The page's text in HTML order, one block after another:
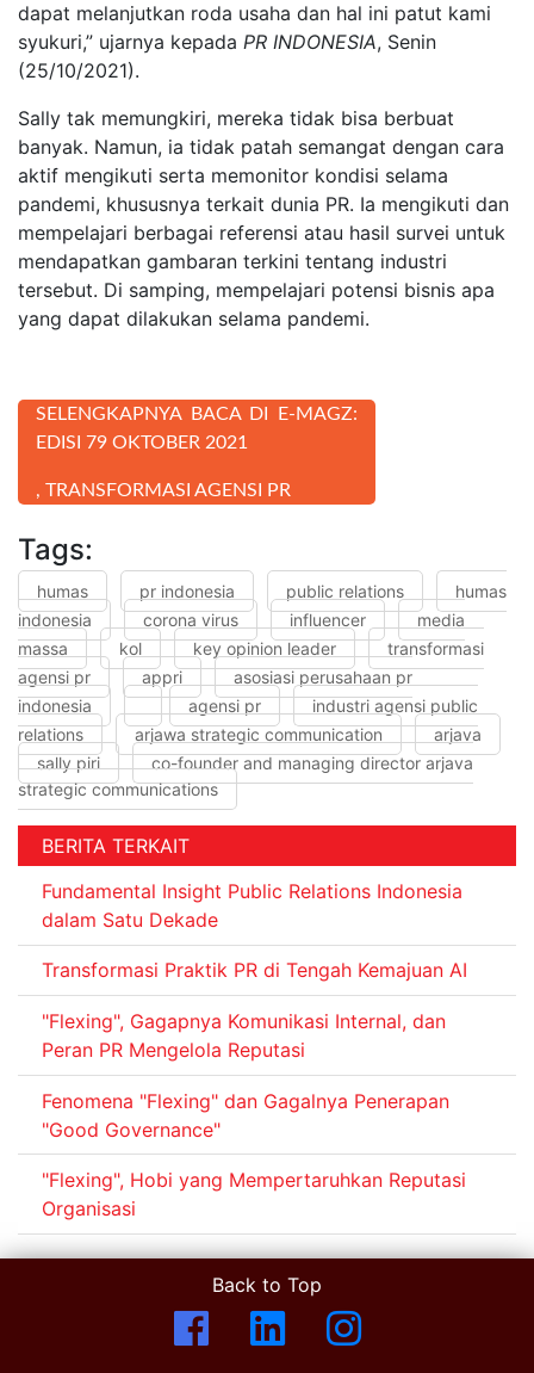
dapat melanjutkan roda usaha dan hal ini patut kami
syukuri,” ujarnya kepada PR INDONESIA, Senin
(25/10/2021).
Sally tak memungkiri, mereka tidak bisa berbuat
banyak. Namun, ia tidak patah semangat dengan cara
aktif mengikuti serta memonitor kondisi selama
pandemi, khususnya terkait dunia PR. Ia mengikuti dan
mempelajari berbagai referensi atau hasil survei untuk
mendapatkan gambaran terkini tentang industri
tersebut. Di samping, mempelajari potensi bisnis apa
yang dapat dilakukan selama pandemi.
SELENGKAPNYA BACA DI E-MAGZ:
EDISI 79 OKTOBER 2021
, TRANSFORMASI AGENSI PR
Tags:
humas pr indonesia public relations
humas
indonesia
corona virus influencer
media
massa
kol key opinion leader
transformasi
agensi pr
appri
asosiasi perusahaan pr
indonesia
agensi pr
industri agensi public
relations
arjawa strategic communication
arjava
sally piri
co-founder and managing director arjava
strategic communications
BERITA TERKAIT
Fundamental Insight Public Relations Indonesia
dalam Satu Dekade
Transformasi Praktik PR di Tengah Kemajuan AI
"Flexing", Gagapnya Komunikasi Internal, dan
Peran PR Mengelola Reputasi
Fenomena "Flexing" dan Gagalnya Penerapan
"Good Governance"
"Flexing", Hobi yang Mempertaruhkan Reputasi
Organisasi
Back to Top